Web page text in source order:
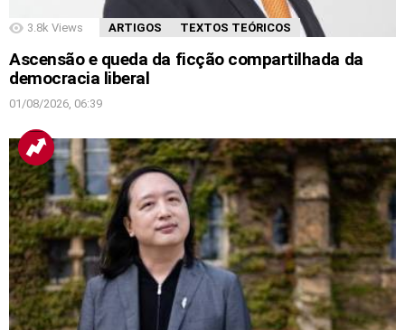
3.8k Views ARTIGOS TEXTOS TEÓRICOS
Ascensão e queda da ficção compartilhada da
democracia liberal
01/08/2026, 06:39